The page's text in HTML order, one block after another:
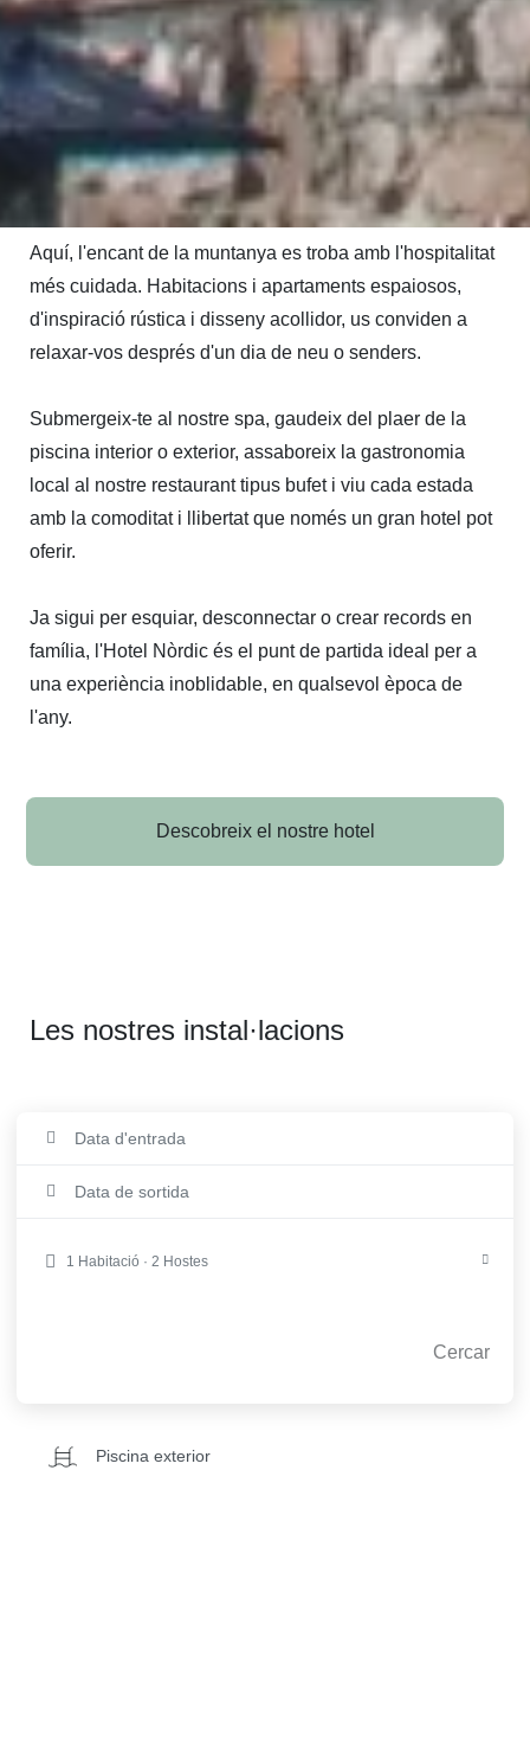
Data d'entrada
Data de sortida
1 Habitació · 2 Hostes
Cercar
alpina situat a peu de pistes, al cor de Grandvalira,
Andorra. Un hotel de 4 estrelles concebut per a aquells
que valoren el confort, la calidesa dels detalls i el
privilegi d'estar envoltats de natura en la seva màxima
expressió.
Aquí, l'encant de la muntanya es troba amb l'hospitalitat
més cuidada. Habitacions i apartaments espaiosos,
d'inspiració rústica i disseny acollidor, us conviden a
relaxar-vos després d'un dia de neu o senders.
Submergeix-te al nostre spa, gaudeix del plaer de la
piscina interior o exterior, assaboreix la gastronomia
local al nostre restaurant tipus bufet i viu cada estada
amb la comoditat i llibertat que només un gran hotel pot
oferir.
Ja sigui per esquiar, desconnectar o crear records en
família, l'Hotel Nòrdic és el punt de partida ideal per a
una experiència inoblidable, en qualsevol època de
l'any.
Descobreix el nostre hotel
Les nostres instal·lacions
Sauna
Gimnàs
Piscina exterior